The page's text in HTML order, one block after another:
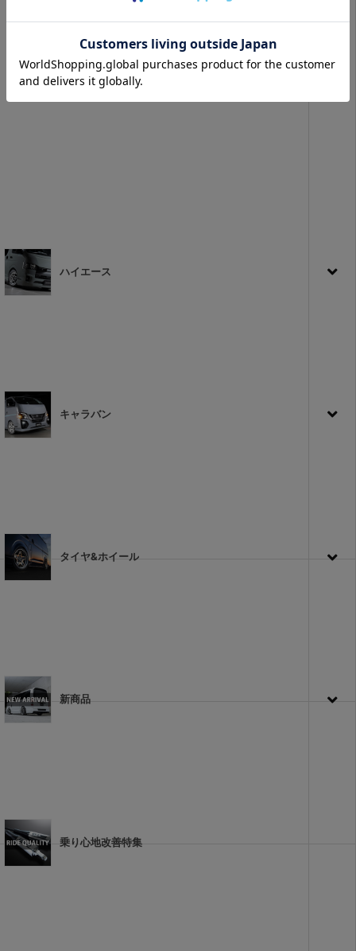
ハイエース
キャラバン
タイヤ&ホイール
新商品
乗り心地改善特集